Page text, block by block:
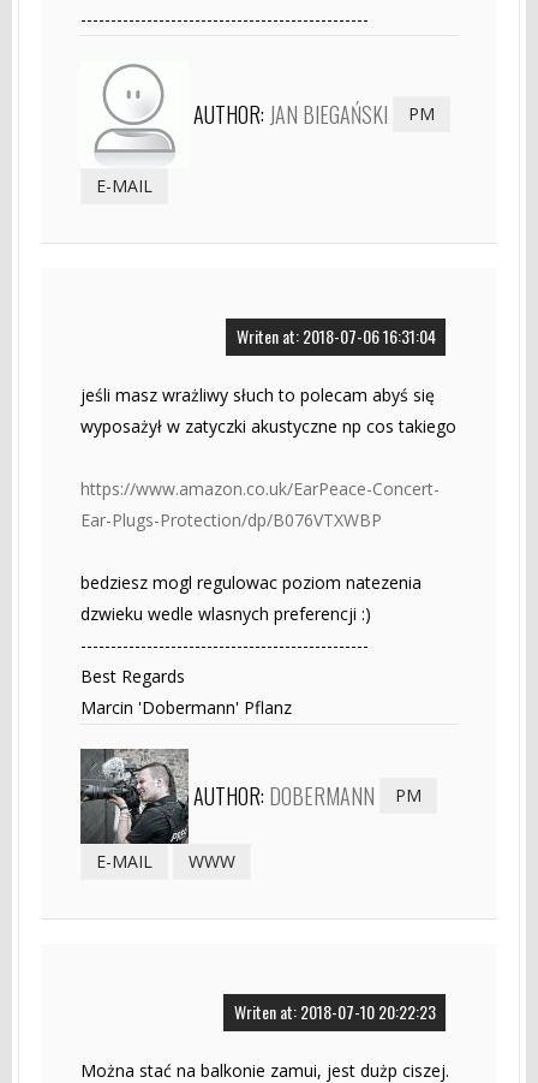
------------------------------------------------
AUTHOR: JAN BIEGAŃSKI PM
E-MAIL
Writen at: 2018-07-06 16:31:04
jeśli masz wrażliwy słuch to polecam abyś się
wyposażył w zatyczki akustyczne np cos takiego
https://www.amazon.co.uk/EarPeace-Concert-
Ear-Plugs-Protection/dp/B076VTXWBP
bedziesz mogl regulowac poziom natezenia
dzwieku wedle wlasnych preferencji :)
------------------------------------------------
Best Regards
Marcin 'Dobermann' Pflanz
AUTHOR: DOBERMANN PM
E-MAIL WWW
Writen at: 2018-07-10 20:22:23
Można stać na balkonie zamui, jest dużp ciszej.